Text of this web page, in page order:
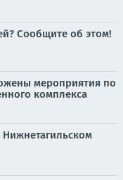
Сообщите об этом!
мероприятия по
комплекса